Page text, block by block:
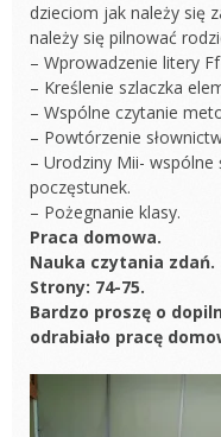
dzieciom jak należy się
należy się pilnować
– Wprowadzenie litery
– Kreślenie szlaczka
– Wspólne czytanie
– Powtórzenie
– Urodziny Mii- wspólne
poczęstunek.
– Pożegnanie klasy.
Praca domowa.
Nauka czytania zdań.
Strony: 74-75.
Bardzo proszę o
odrabiało pracę